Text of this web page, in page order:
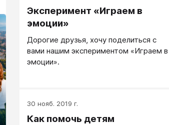
Эксперимент «Играем в
эмоции»
Дорогие друзья, хочу поделиться с
вами нашим экспериментом «Играем в
эмоции».
30 нояб. 2019 г.
Как помочь детям